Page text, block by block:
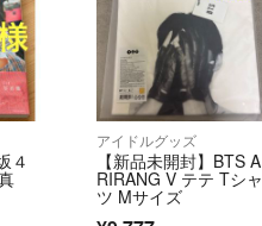
４
アイドルグッズ
【新品未開封】BTS A
RIRANG V テテ Tシャ
ツ Mサイズ